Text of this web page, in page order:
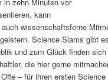
kann
wissenschaftsferne
Science Slams gibt
und zum Glück finden
die hier gerne
– für ihren ersten